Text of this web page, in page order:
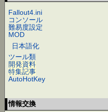
Fallout4.ini
コンソール
難易度設定
MOD
日本語化
ツール類
開発資料
特集記事
AutoHotKey
情報交換